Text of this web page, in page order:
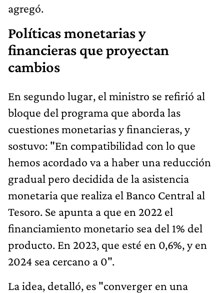
agregó.
Políticas monetarias y
financieras que proyectan
cambios
En segundo lugar, el ministro se refirió al
bloque del programa que aborda las
cuestiones monetarias y financieras, y
sostuvo: "En compatibilidad con lo que
hemos acordado va a haber una reducción
gradual pero decidida de la asistencia
monetaria que realiza el Banco Central al
Tesoro. Se apunta a que en 2022 el
financiamiento monetario sea del 1% del
producto. En 2023, que esté en 0,6%, y en
2024 sea cercano a 0".
La idea, detalló, es "converger en una